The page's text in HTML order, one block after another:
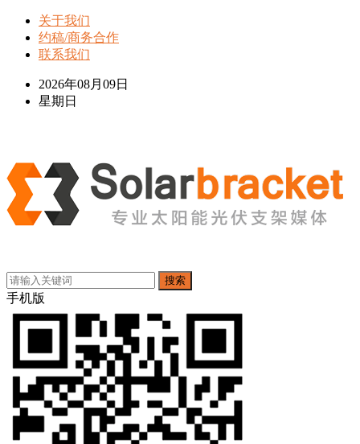
关于我们
约稿/商务合作
联系我们
2026年08月09日
星期日
搜索
手机版